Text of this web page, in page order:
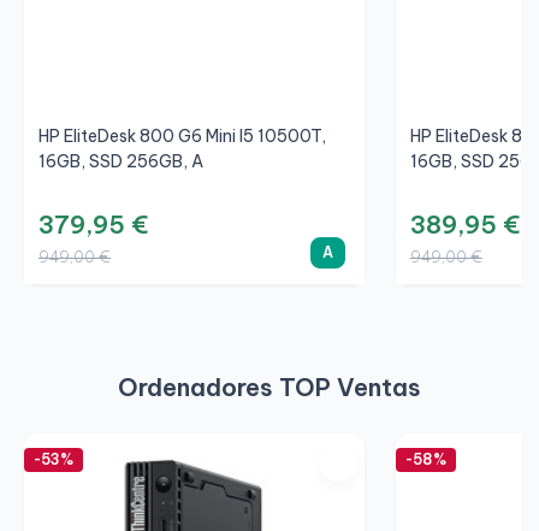
HP EliteDesk 800 G6 Mini I5 10500T,
16GB, SSD 256GB, A
379,95 €
949,00 € A
HP EliteDesk
16GB, SSD
389,95 €
949,00 €
Ordenadores TOP Ventas
-53% -58%